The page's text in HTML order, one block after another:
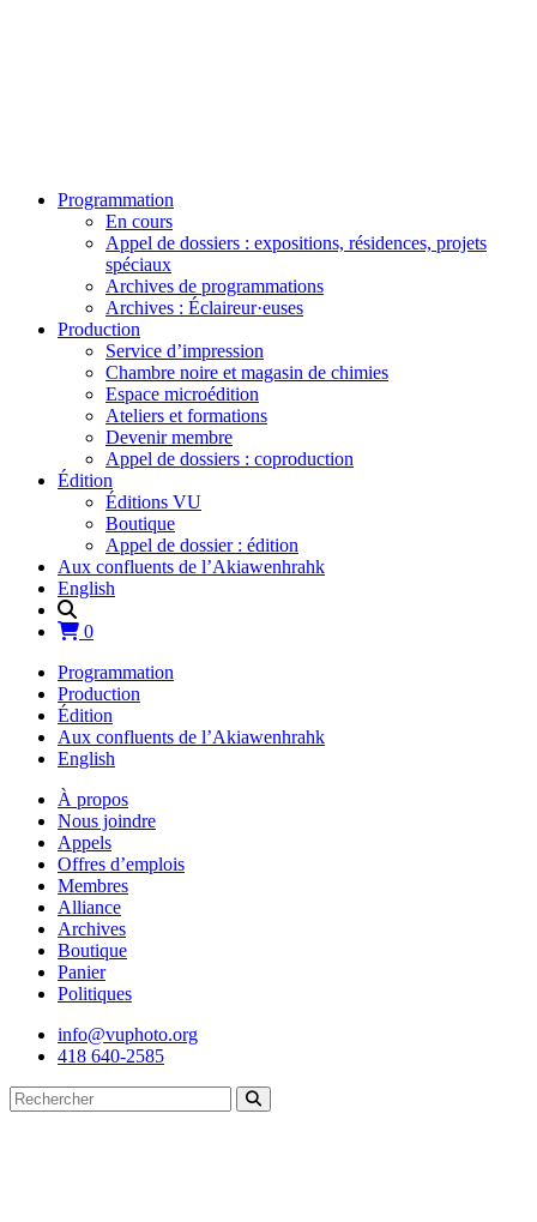
Programmation
En cours
Appel de dossiers : expositions, résidences, projets
spéciaux
Archives de programmations
Archives : Éclaireur·euses
Production
Service d’impression
Chambre noire et magasin de chimies
Espace microédition
Ateliers et formations
Devenir membre
Appel de dossiers : coproduction
Édition
Éditions VU
Boutique
Appel de dossier : édition
Aux confluents de l’Akiawenhrahk
English
0
Programmation
Production
Édition
Aux confluents de l’Akiawenhrahk
English
À propos
Nous joindre
Appels
Offres d’emplois
Membres
Alliance
Archives
Boutique
Panier
Politiques
info@vuphoto.org
418 640-2585